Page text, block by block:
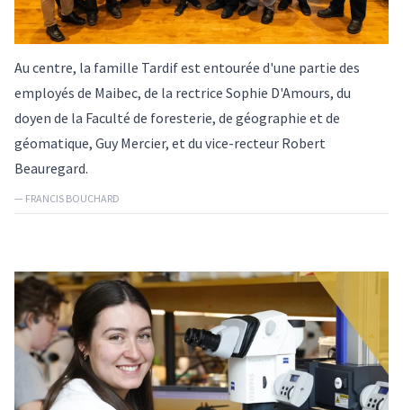
Au centre, la famille Tardif est entourée d'une partie des
employés de Maibec, de la rectrice Sophie D'Amours, du
doyen de la Faculté de foresterie, de géographie et de
géomatique, Guy Mercier, et du vice-recteur Robert
Beauregard.
— FRANCIS BOUCHARD